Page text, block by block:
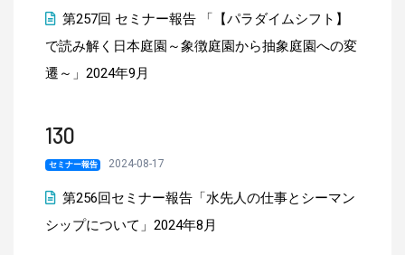
第257回 セミナー報告 「【パラダイムシフト】
で読み解く日本庭園～象徴庭園から抽象庭園への変
遷～」2024年9月
130
セミナー報告 2024-08-17
第256回セミナー報告「水先人の仕事とシーマン
シップについて」2024年8月